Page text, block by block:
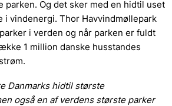
parken. Og det sker med en hidtil uset
i vindenergi. Thor Havvindmøllepark
i verden og når parken er fuldt
1 million danske husstandes
Danmarks hidtil største
også en af verdens største parker